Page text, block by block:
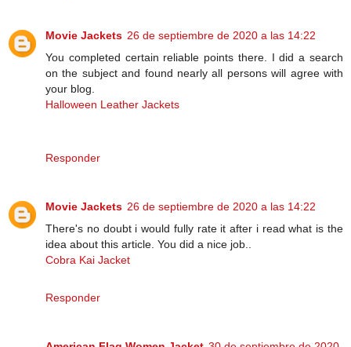
Movie Jackets 26 de septiembre de 2020 a las 14:22
You completed certain reliable points there. I did a search
on the subject and found nearly all persons will agree with
your blog.
Halloween Leather Jackets
Responder
Movie Jackets 26 de septiembre de 2020 a las 14:22
There's no doubt i would fully rate it after i read what is the
idea about this article. You did a nice job..
Cobra Kai Jacket
Responder